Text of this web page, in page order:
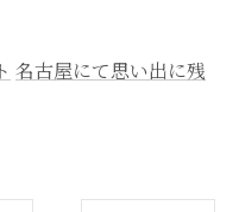
名古屋にて思い出に残